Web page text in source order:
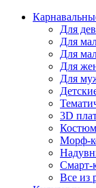
Для
Для
Для
Для
Для
3D
Морф-
Смарт-
Все из